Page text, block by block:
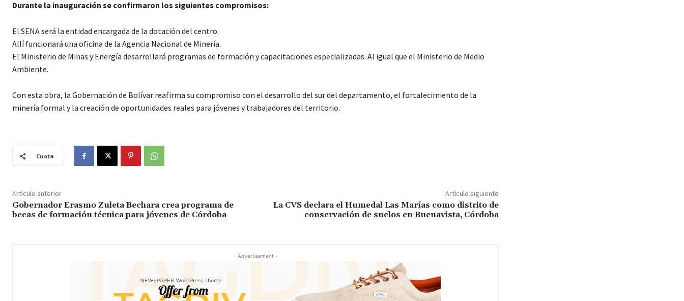
Durante la inauguración se confirmaron los siguientes compromisos:
El SENA será la entidad encargada de la dotación del centro.
Allí funcionará una oficina de la Agencia Nacional de Minería.
El Ministerio de Minas y Energía desarrollará programas de formación y capacitaciones especializadas. Al igual que el Ministerio de Medio
Ambiente.
Con esta obra, la Gobernación de Bolívar reafirma su compromiso con el desarrollo del sur del departamento, el fortalecimiento de la
minería formal y la creación de oportunidades reales para jóvenes y trabajadores del territorio.
Cuota
Artículo anterior
Gobernador Erasmo Zuleta Bechara crea programa de
becas de formación técnica para jóvenes de Córdoba
Artículo siguiente
La CVS declara el Humedal Las Marías como distrito de
conservación de suelos en Buenavista, Córdoba
- Advertisement -